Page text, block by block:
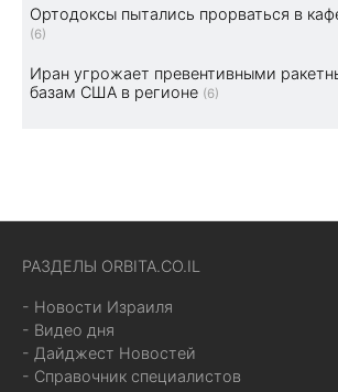
Ортодоксы пытались прорваться в
(6)
Иран угрожает превентивными
базам США в регионе (6)
РАЗДЕЛЫ ORBITA.CO.IL
- Новости Израиля
- Видео дня
- Дайджест Новостей
- Справочник специалистов